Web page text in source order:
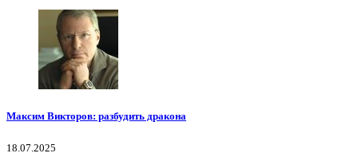
Максим Викторов: разбудить дракона
18.07.2025